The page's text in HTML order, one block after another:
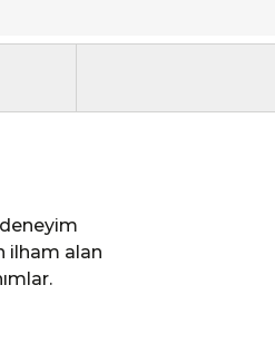
deneyim
ilham alan